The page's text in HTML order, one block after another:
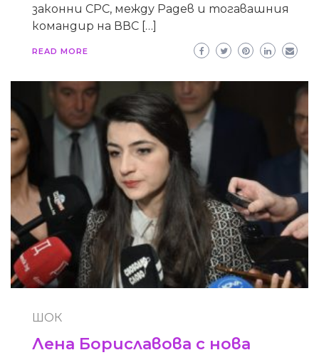
законни СРС, между Радев и тогавашния
командир на ВВС […]
READ MORE
ШОК
Лена Бориславова с нова